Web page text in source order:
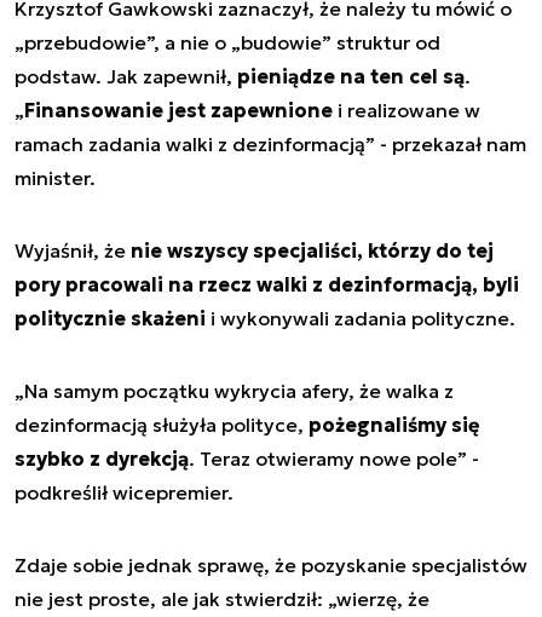
Krzysztof Gawkowski zaznaczył, że należy tu mówić o
„przebudowie”, a nie o „budowie” struktur od
podstaw. Jak zapewnił, pieniądze na ten cel są.
„Finansowanie jest zapewnione i realizowane w
ramach zadania walki z dezinformacją” - przekazał nam
minister.
Wyjaśnił, że nie wszyscy specjaliści, którzy do tej
pory pracowali na rzecz walki z dezinformacją, byli
politycznie skażeni i wykonywali zadania polityczne.
„Na samym początku wykrycia afery, że walka z
dezinformacją służyła polityce, pożegnaliśmy się
szybko z dyrekcją. Teraz otwieramy nowe pole” -
podkreślił wicepremier.
Zdaje sobie jednak sprawę, że pozyskanie specjalistów
nie jest proste, ale jak stwierdził: „wierzę, że